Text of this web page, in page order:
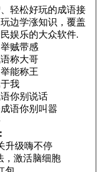
轻松好玩的成语接
边学涨知识，覆盖
娱乐的大众软件.
贼带感
称大哥
能称王
我
你别说话
语你别叫嚣
升级嗨不停
，激活脑细胞